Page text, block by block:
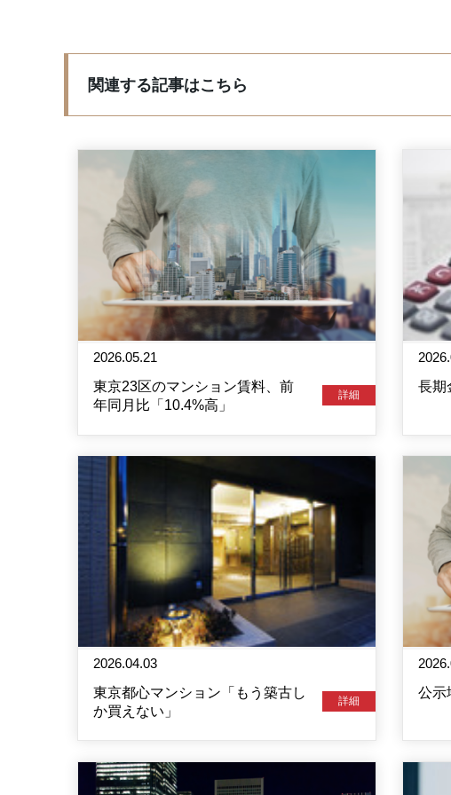
関連する記事はこちら
2026.05.21
東京23区のマンション賃料、前
年同月比「10.4%高」
詳細
長期
2026.04.03
東京都心マンション「もう築古し
か買えない」
詳細
公示